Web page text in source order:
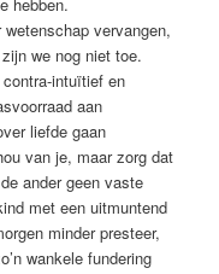
vervangen,
we nog niet toe.
intuïtief en
aan
liefde gaan
van je, maar zorg dat
ander geen vaste
met een uitmuntend
minder presteer,
wankele fundering